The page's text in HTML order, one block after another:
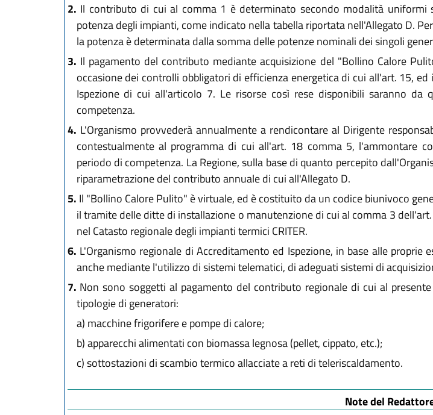
2. Il contributo di cui al comma 1 è determinato secondo modalità
potenza degli impianti, come indicato nella tabella riportata nell'Allegato D.
la potenza è determinata dalla somma delle potenze nominali dei singoli
3. Il pagamento del contributo mediante acquisizione del "Bollino Calore
occasione dei controlli obbligatori di efficienza energetica di cui all'art. 15,
Ispezione di cui all'articolo 7. Le risorse così rese disponibili saranno
competenza.
4. L'Organismo provvederà annualmente a rendicontare al Dirigente
contestualmente al programma di cui all'art. 18 comma 5, l'ammontare
periodo di competenza. La Regione, sulla base di quanto percepito
riparametrazione del contributo annuale di cui all'Allegato D.
5. Il "Bollino Calore Pulito" è virtuale, ed è costituito da un codice biunivoco
il tramite delle ditte di installazione o manutenzione di cui al comma 3
nel Catasto regionale degli impianti termici CRITER.
6. L'Organismo regionale di Accreditamento ed Ispezione, in base alle
anche mediante l'utilizzo di sistemi telematici, di adeguati sistemi di
7. Non sono soggetti al pagamento del contributo regionale di cui al
tipologie di generatori:
a) macchine frigorifere e pompe di calore;
b)apparecchi alimentati con biomassa legnosa (pellet, cippato, etc.);
c)sottostazioni di scambio termico allacciate a reti di teleriscaldamento.
Note del